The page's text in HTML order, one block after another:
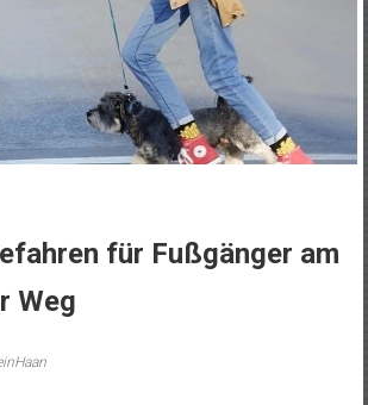
für Fußgänger am
Weg